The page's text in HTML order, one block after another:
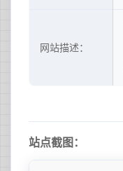
网站描述：
站点截图：